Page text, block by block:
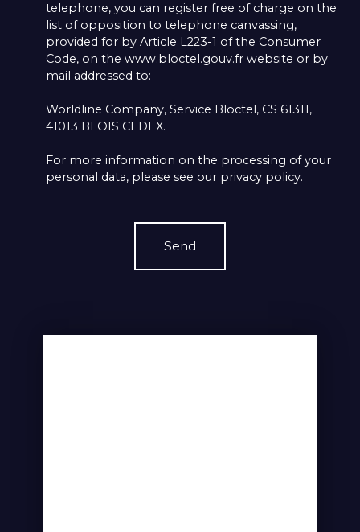
telephone, you can register free of charge on the
list of opposition to telephone canvassing,
provided for by Article L223-1 of the Consumer
Code, on the www.bloctel.gouv.fr website or by
mail addressed to:
Worldline Company, Service Bloctel, CS 61311,
41013 BLOIS CEDEX.
For more information on the processing of your
personal data, please see our privacy policy.
Send